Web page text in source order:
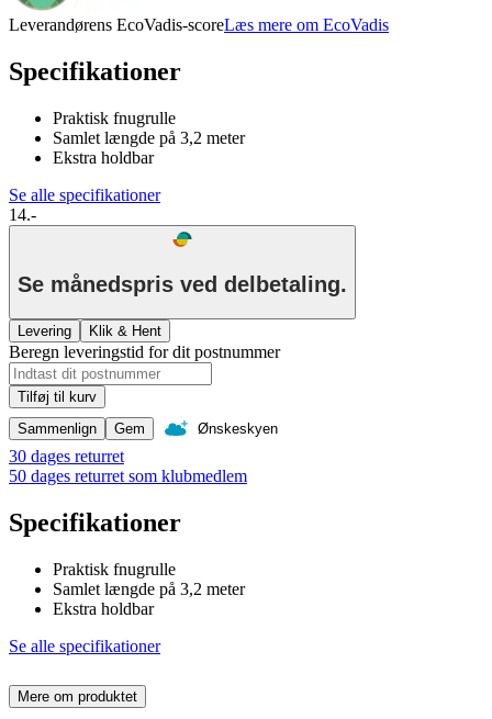
Leverandørens EcoVadis-scoreLæs mere om EcoVadis
Specifikationer
Praktisk fnugrulle
Samlet længde på 3,2 meter
Ekstra holdbar
Se alle specifikationer
14.-
Se månedspris ved delbetaling.
Levering Klik & Hent
Beregn leveringstid for dit postnummer
Tilføj til kurv
Sammenlign
Gem Ønskeskyen
30 dages returret
50 dages returret som klubmedlem
Specifikationer
Praktisk fnugrulle
Samlet længde på 3,2 meter
Ekstra holdbar
Se alle specifikationer
Mere om produktet